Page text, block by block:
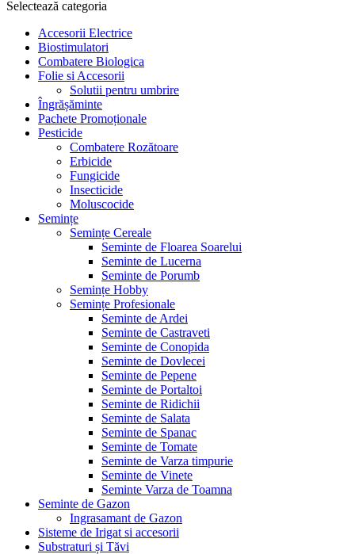
Selectează categoria
Accesorii Electrice
Biostimulatori
Combatere Biologica
Folie si Accesorii
Solutii pentru umbrire
Îngrășăminte
Pachete Promoționale
Pesticide
Combatere Rozătoare
Erbicide
Fungicide
Insecticide
Moluscocide
Semințe
Semințe Cereale
Seminte de Floarea Soarelui
Seminte de Lucerna
Seminte de Porumb
Semințe Hobby
Semințe Profesionale
Seminte de Ardei
Seminte de Castraveti
Seminte de Conopida
Seminte de Dovlecei
Seminte de Pepene
Seminte de Portaltoi
Seminte de Ridichii
Seminte de Salata
Seminte de Spanac
Seminte de Tomate
Seminte de Varza timpurie
Seminte de Vinete
Seminte Varza de Toamna
Seminte de Gazon
Ingrasamant de Gazon
Sisteme de Irigat si accesorii
Substraturi și Tăvi